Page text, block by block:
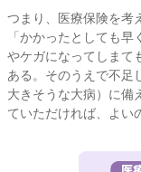
つまり、医療保険を考
「かかったとしても
やケガになってしまて
ある。そのうえで不足
大きそうな大病）に備
ていただければ、よい